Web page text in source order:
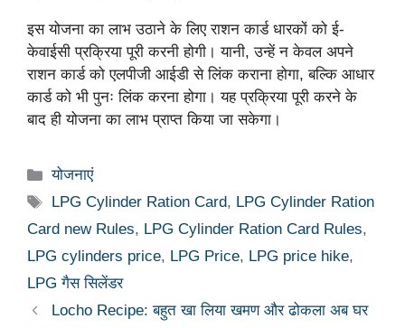
इस योजना का लाभ उठाने के लिए राशन कार्ड धारकों को ई-
केवाईसी प्रक्रिया पूरी करनी होगी। यानी, उन्हें न केवल अपने
राशन कार्ड को एलपीजी आईडी से लिंक कराना होगा, बल्कि आधार
कार्ड को भी पुनः लिंक करना होगा। यह प्रक्रिया पूरी करने के
बाद ही योजना का लाभ प्राप्त किया जा सकेगा।
Categories
योजनाएं
Tags
LPG Cylinder Ration Card, LPG Cylinder Ration
Card new Rules, LPG Cylinder Ration Card Rules,
LPG cylinders price, LPG Price, LPG price hike,
LPG गैस सिलेंडर
Locho Recipe: बहुत खा लिया खमण और ढोकला अब घर